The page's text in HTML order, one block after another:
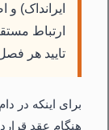
ایرانداک)
ارتباط
تایید هر
برای اینکه در
هنگام عقد